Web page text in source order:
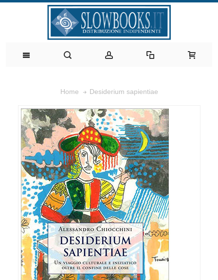
Home Desiderium sapientiae